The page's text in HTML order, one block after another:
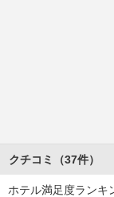
クチコミ（37件）
ホテル満足度ランキ